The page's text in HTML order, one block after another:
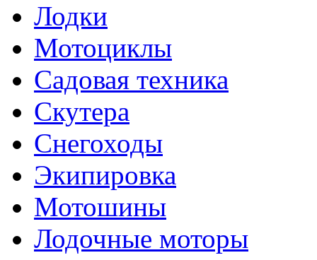
Лодки
Мотоциклы
Садовая техника
Скутера
Снегоходы
Экипировка
Мотошины
Лодочные моторы